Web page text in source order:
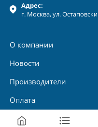
Адрес:
г. Москва, ул.
О компании
Новости
Производители
Оплата